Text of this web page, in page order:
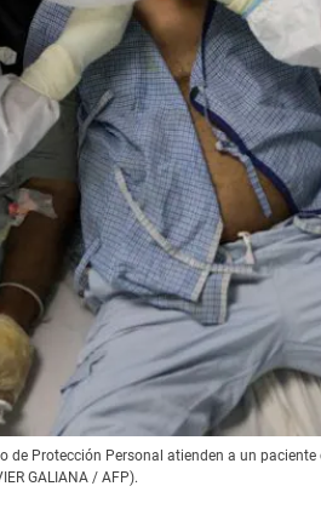
de Protección Personal atienden a un
GALIANA / AFP).